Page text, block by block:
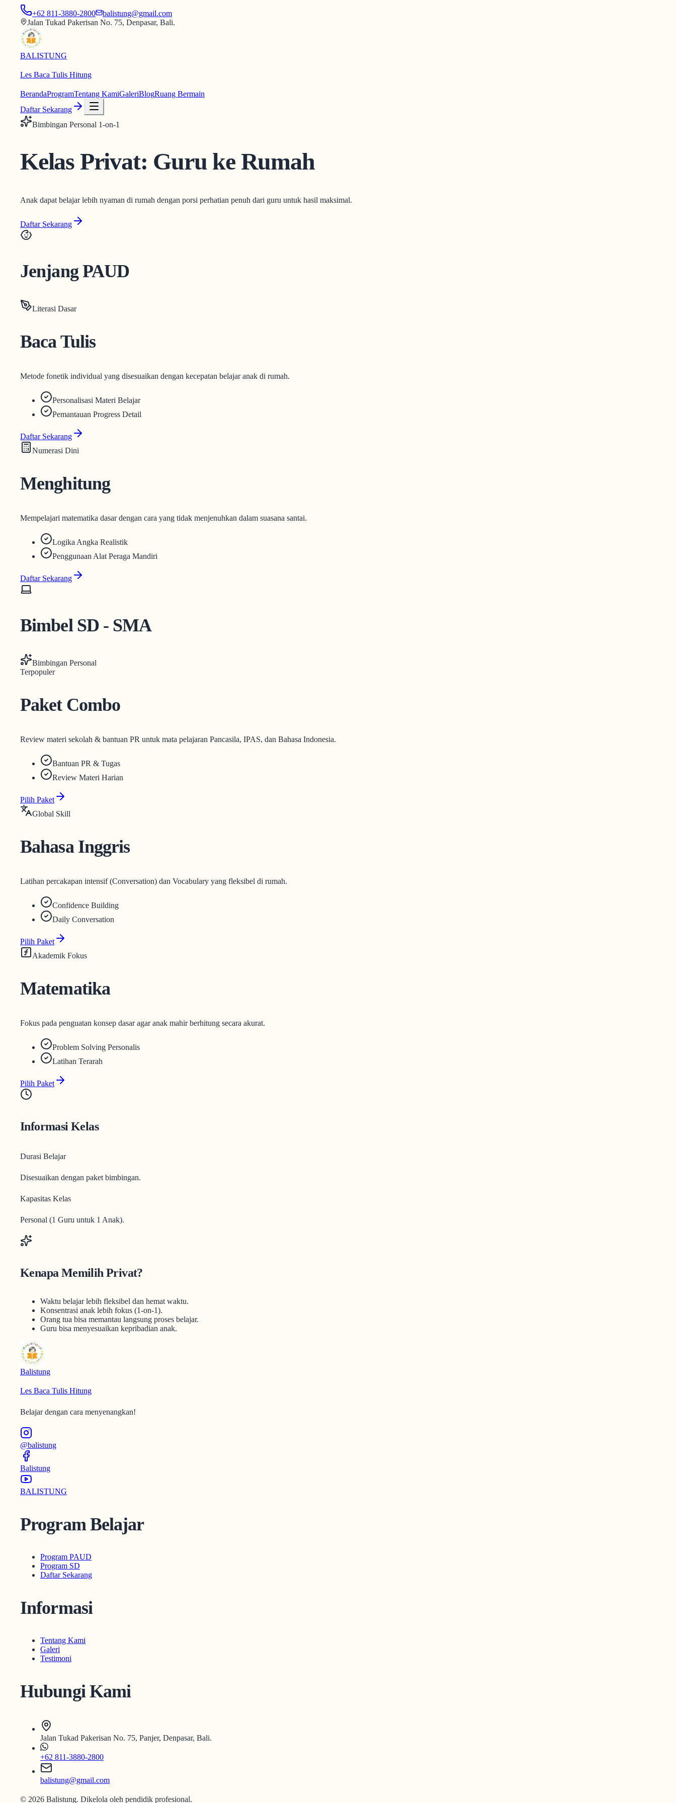
+62 811-3880-2800
balistung@gmail.com
Jalan Tukad Pakerisan No. 75, Denpasar, Bali.
BALISTUNG
Les Baca Tulis Hitung
BerandaProgramTentang KamiGaleriBlogRuang Bermain
Daftar Sekarang
Bimbingan Personal 1-on-1
Kelas Privat: Guru ke Rumah
Anak dapat belajar lebih nyaman di rumah dengan porsi perhatian penuh dari guru untuk hasil maksimal.
Daftar Sekarang
Jenjang PAUD
Literasi Dasar
Baca Tulis
Metode fonetik individual yang disesuaikan dengan kecepatan belajar anak di rumah.
Personalisasi Materi Belajar
Pemantauan Progress Detail
Daftar Sekarang
Numerasi Dini
Menghitung
Mempelajari matematika dasar dengan cara yang tidak menjenuhkan dalam suasana santai.
Logika Angka Realistik
Penggunaan Alat Peraga Mandiri
Daftar Sekarang
Bimbel SD - SMA
Bimbingan Personal
Terpopuler
Paket Combo
Review materi sekolah & bantuan PR untuk mata pelajaran Pancasila, IPAS, dan Bahasa Indonesia.
Bantuan PR & Tugas
Review Materi Harian
Pilih Paket
Global Skill
Bahasa Inggris
Latihan percakapan intensif (Conversation) dan Vocabulary yang fleksibel di rumah.
Confidence Building
Daily Conversation
Pilih Paket
Akademik Fokus
Matematika
Fokus pada penguatan konsep dasar agar anak mahir berhitung secara akurat.
Problem Solving Personalis
Latihan Terarah
Pilih Paket
Informasi Kelas
Durasi Belajar
Disesuaikan dengan paket bimbingan.
Kapasitas Kelas
Personal (1 Guru untuk 1 Anak).
Kenapa Memilih Privat?
Waktu belajar lebih fleksibel dan hemat waktu.
Konsentrasi anak lebih fokus (1-on-1).
Orang tua bisa memantau langsung proses belajar.
Guru bisa menyesuaikan kepribadian anak.
Balistung
Les Baca Tulis Hitung
Belajar dengan cara menyenangkan!
@balistung
Balistung
BALISTUNG
Program Belajar
Program PAUD
Program SD
Daftar Sekarang
Informasi
Tentang Kami
Galeri
Testimoni
Hubungi Kami
Jalan Tukad Pakerisan No. 75, Panjer, Denpasar, Bali.
+62 811-3880-2800
balistung@gmail.com
© 2026 Balistung. Dikelola oleh pendidik profesional.